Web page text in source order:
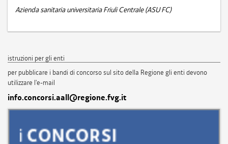
Azienda sanitaria universitaria Friuli Centrale (ASU FC)
istruzioni per gli enti
per pubblicare i bandi di concorso sul sito della Regione gli enti devono
utilizzare l'e-mail
info.concorsi.aall@regione.fvg.it